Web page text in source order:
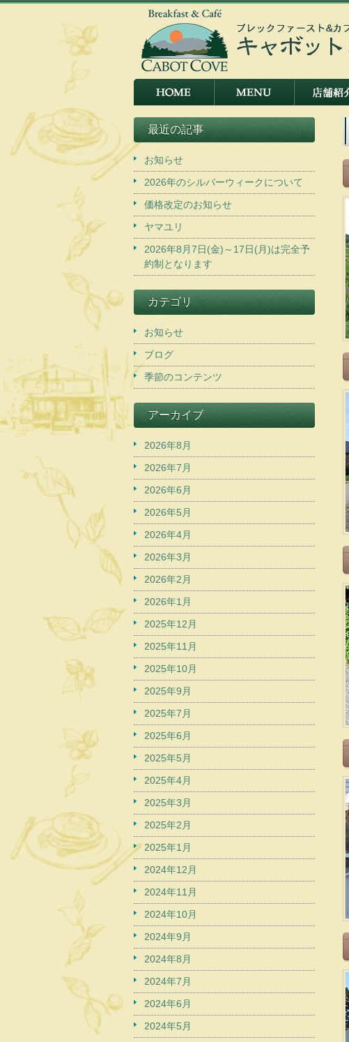
最近の記事
お知らせ
2026年のシルバーウィークについて
価格改定のお知らせ
ヤマユリ
2026年8月7日(金)～17日(月)は完全予
約制となります
カテゴリ
お知らせ
ブログ
季節のコンテンツ
アーカイブ
2026年8月
2026年7月
2026年6月
2026年5月
2026年4月
2026年3月
2026年2月
2026年1月
2025年12月
2025年11月
2025年10月
2025年9月
2025年7月
2025年6月
2025年5月
2025年4月
2025年3月
2025年2月
2025年1月
2024年12月
2024年11月
2024年10月
2024年9月
2024年8月
2024年7月
2024年6月
2024年5月